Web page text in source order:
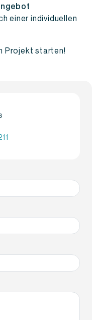
einer individuellen
Projekt starten!